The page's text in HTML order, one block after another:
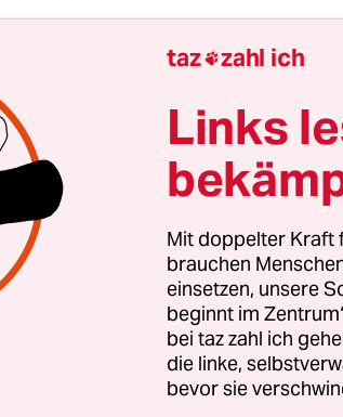
zusammen mit
verfolgter Autoren
Prosa verfolgter Autoren aus?
Verfolgte Autoren sind keine
einem bestimmten Kriterium
Interessen vertritt. Ich kann die
verfolgter Autoren nicht
Gründen und
haben, ist nichts Literarisches,
verbieten zu lassen, auch wenn
eine gemeinsame Art von
taz zahl ich
Links
Mit doppelter Kraft
brauchen
einsetzen, unsere
beginnt im
bei taz zahl ich
die linke,
bevor sie